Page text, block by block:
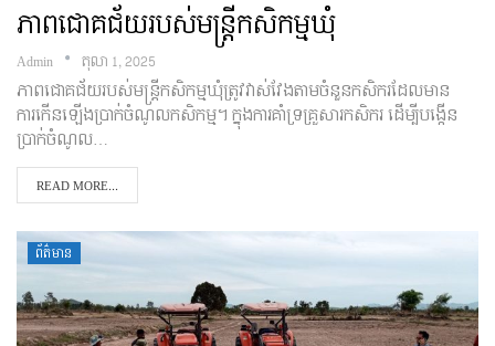
ភាពជោគជ័យរបស់មន្រ្តីកសិកម្មឃុំ
Admin តុលា 1, 2025
ភាពជោគជ័យរបស់មន្រ្តីកសិកម្មឃុំត្រូវវាស់វែងតាមចំនួនកសិករដែលមាន
ការកើនឡើងប្រាក់ចំណូលកសិកម្ម។ ក្នុងការគាំទ្រគ្រួសារកសិករ ដើម្បីបង្កើន
ប្រាក់ចំណូល…
READ MORE...
ព័ត៌មាន